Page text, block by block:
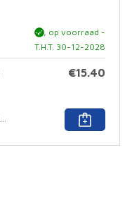
ja, op voorraad -
T.H.T. 30-12-2028
€15.40